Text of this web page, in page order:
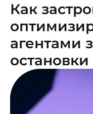
Как
агентами